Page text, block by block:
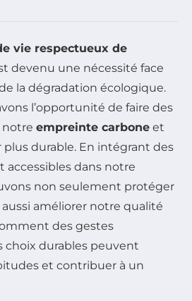
vie respectueux de
devenu une nécessité face
la dégradation écologique.
l’opportunité de faire des
empreinte carbone et
durable. En intégrant des
accessibles dans notre
non seulement protéger
améliorer notre qualité
des gestes
choix durables peuvent
et contribuer à un